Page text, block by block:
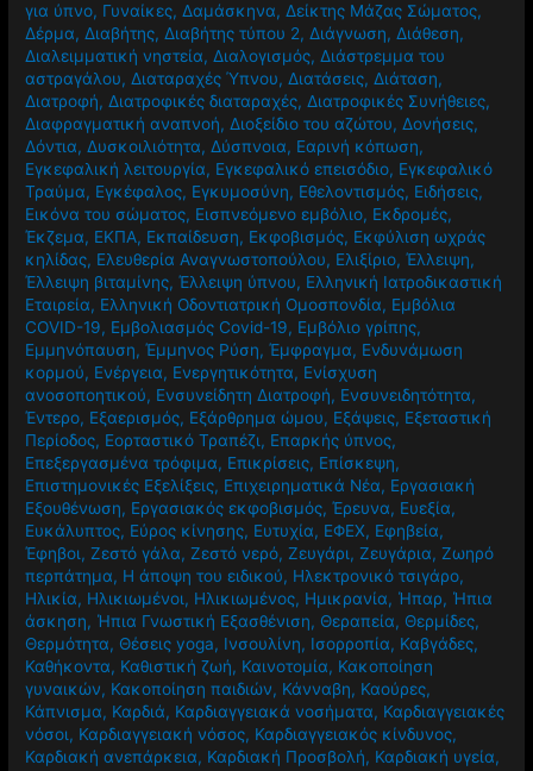
για ύπνο, Γυναίκες,Δαμάσκηνα,Δείκτης Μάζας Σώματος,
Δέρμα,Διαβήτης,Διαβήτης τύπου 2,Διάγνωση,Διάθεση,
Διαλειμματική νηστεία,Διαλογισμός,Διάστρεμμα του
αστραγάλου,Διαταραχές Ύπνου,Διατάσεις,Διάταση,
Διατροφή,Διατροφικές διαταραχές,Διατροφικές Συνήθειες,
Διαφραγματική αναπνοή,Διοξείδιο του αζώτου,Δονήσεις,
Δόντια,Δυσκοιλιότητα,Δύσπνοια, Εαρινή κόπωση,
Εγκεφαλική λειτουργία, Εγκεφαλικό επεισόδιο, Εγκεφαλικό
Τραύμα, Εγκέφαλος, Εγκυμοσύνη, Εθελοντισμός, Ειδήσεις,
Εικόνα του σώματος, Εισπνεόμενο εμβόλιο, Εκδρομές,
Έκζεμα, ΕΚΠΑ, Εκπαίδευση, Εκφοβισμός, Εκφύλιση ωχράς
κηλίδας, Ελευθερία Αναγνωστοπούλου, Ελιξίριο,Έλλειψη,
Έλλειψη βιταμίνης,Έλλειψη ύπνου, Ελληνική Ιατροδικαστική
Εταιρεία, Ελληνική Οδοντιατρική Ομοσπονδία, Εμβόλια
COVID-19, Εμβολιασμός Covid-19, Εμβόλιο γρίπης,
Εμμηνόπαυση,Έμμηνος Ρύση,Έμφραγμα, Ενδυνάμωση
κορμού, Ενέργεια, Ενεργητικότητα, Ενίσχυση
ανοσοποητικού, Ενσυνείδητη Διατροφή, Ενσυνειδητότητα,
Έντερο, Εξαερισμός, Εξάρθρημα ώμου, Εξάψεις, Εξεταστική
Περίοδος, Εορταστικό Τραπέζι, Επαρκής ύπνος,
Επεξεργασμένα τρόφιμα, Επικρίσεις, Επίσκεψη,
Επιστημονικές Εξελίξεις, Επιχειρηματικά Νέα, Εργασιακή
Εξουθένωση, Εργασιακός εκφοβισμός,Έρευνα, Ευεξία,
Ευκάλυπτος, Εύρος κίνησης, Ευτυχία, ΕΦΕΧ, Εφηβεία,
Έφηβοι,Ζεστό γάλα,Ζεστό νερό,Ζευγάρι,Ζευγάρια,Ζωηρό
περπάτημα, Η άποψη του ειδικού, Ηλεκτρονικό τσιγάρο,
Ηλικία, Ηλικιωμένοι, Ηλικιωμένος, Ημικρανία, Ήπαρ, Ήπια
άσκηση, Ήπια Γνωστική Εξασθένιση, Θεραπεία, Θερμίδες,
Θερμότητα, Θέσεις yoga, Ινσουλίνη, Ισορροπία, Καβγάδες,
Καθήκοντα, Καθιστική ζωή, Καινοτομία, Κακοποίηση
γυναικών, Κακοποίηση παιδιών, Κάνναβη, Καούρες,
Κάπνισμα, Καρδιά, Καρδιαγγειακά νοσήματα, Καρδιαγγειακές
νόσοι, Καρδιαγγειακή νόσος, Καρδιαγγειακός κίνδυνος,
Καρδιακή ανεπάρκεια, Καρδιακή Προσβολή, Καρδιακή υγεία,